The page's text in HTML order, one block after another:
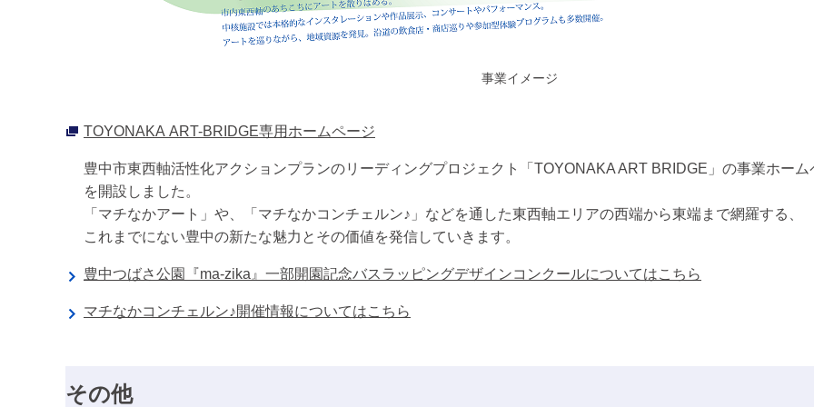
事業イメージ
TOYONAKA ART-BRIDGE専用ホームページ
豊中市東西軸活性化アクションプランのリーディングプロジェクト「TOYONAKA ART BRIDGE」の事業ホーム
を開設しました。
「マチなかアート」や、「マチなかコンチェルン♪」などを通した東西軸エリアの西端から東端まで網羅する、
これまでにない豊中の新たな魅力とその価値を発信していきます。
豊中つばさ公園『ma-zika』一部開園記念バスラッピングデザインコンクールについてはこちら
マチなかコンチェルン♪開催情報についてはこちら
その他